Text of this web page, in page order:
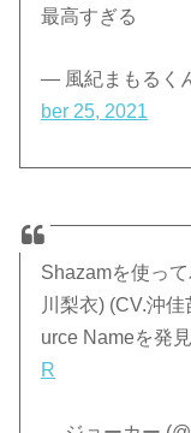
最高すぎる
— 風紀まもるく
ber 25, 2021
Shazamを使っ
川梨衣) (CV.沖
urce Nameを発
R